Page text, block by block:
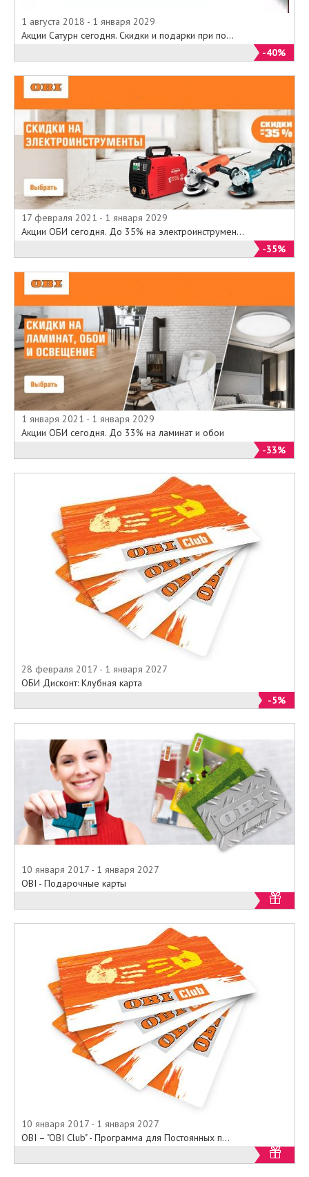
1 августа 2018 - 1 января 2029
Акции Сатурн сегодня. Скидки и подарки при по...
-40%
17 февраля 2021 - 1 января 2029
Акции ОБИ сегодня. До 35% на электроинструмен...
-35%
1 января 2021 - 1 января 2029
Акции ОБИ сегодня. До 33% на ламинат и обои
-33%
28 февраля 2017 - 1 января 2027
ОБИ Дисконт: Клубная карта
-5%
10 января 2017 - 1 января 2027
OBI - Подарочные карты
10 января 2017 - 1 января 2027
OBI – "OBI Club" - Программа для Постоянных п...